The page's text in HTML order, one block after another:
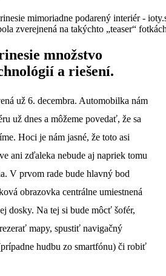
zverejnená na takýchto „teaser“
množstvo
a riešení.
už 6. decembra. Automobilka nám
už dnes a môžeme povedať, že sa
Hoci je nám jasné, že toto asi
ani zďaleka nebude aj napriek tomu
V prvom rade bude hlavný bod
obrazovka centrálne umiestnená
dosky. Na tej si bude môcť šofér,
mapy, spustiť navigačný
hudbu zo smartfónu) či robiť